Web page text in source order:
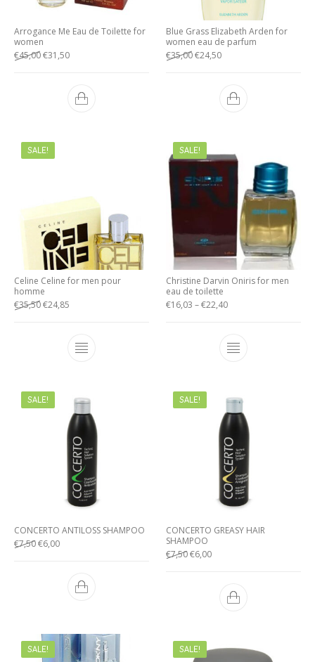
Arrogance Me Eau de Toilette for
women
€45,00€31,50
Blue Grass Elizabeth Arden for
women eau de parfum
€35,00€24,50
SALE!
Celine Celine for men pour
homme
€35,50€24,85
SALE!
Christine Darvin Oniris for men
eau de toilette
€16,03 –€22,40
SALE!
CONCERTO ANTILOSS SHAMPOO
€7,50€6,00
SALE!
CONCERTO GREASY HAIR
SHAMPOO
€7,50€6,00
SALE! SALE!